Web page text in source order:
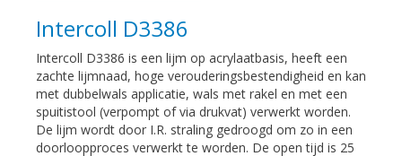
Intercoll D3386
Intercoll D3386 is een lijm op acrylaatbasis, heeft een
zachte lijmnaad, hoge verouderingsbestendigheid en kan
met dubbelwals applicatie, wals met rakel en met een
spuitistool (verpompt of via drukvat) verwerkt worden.
De lijm wordt door I.R. straling gedroogd om zo in een
doorloopproces verwerkt te worden. De open tijd is 25